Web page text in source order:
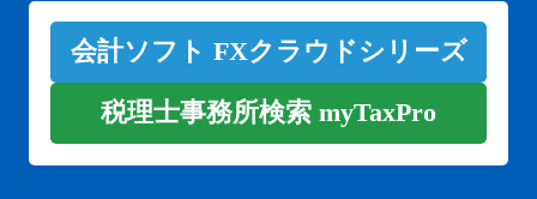
会計ソフト FXクラウドシリーズ
税理士事務所検索 myTaxPro